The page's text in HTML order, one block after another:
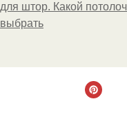
для штор. Какой
выбрать